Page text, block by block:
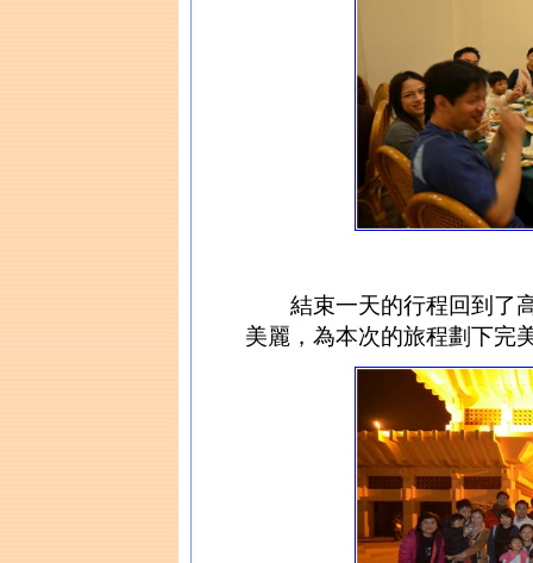
結束一天的行程回到了高
美麗，為本次的旅程劃下完